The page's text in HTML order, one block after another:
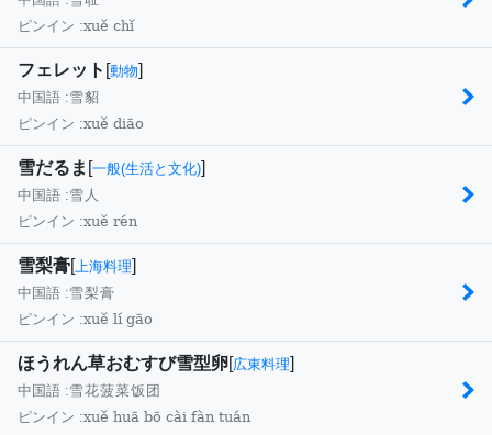
ピンイン :xuě chǐ
フェレット [動物]
中国語 :雪貂
ピンイン :xuě diāo
雪だるま [一般(生活と文化)]
中国語 :雪人
ピンイン :xuě rén
雪梨膏[上海料理]
中国語 :雪梨膏
ピンイン :xuě lí gāo
ほうれん草おむすび雪型卵[広東料理]
中国語 :雪花菠菜饭团
ピンイン :xuě huā bō cài fàn tuán